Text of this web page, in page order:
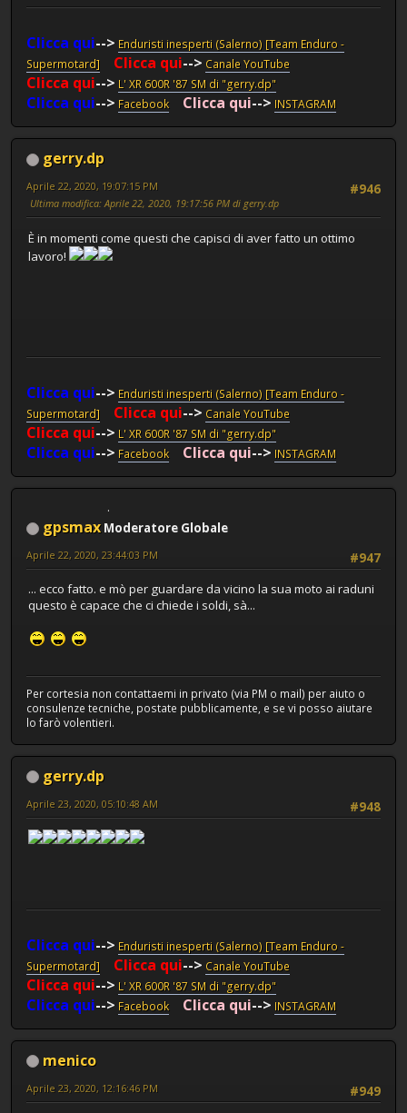
Clicca qui--> Enduristi inesperti (Salerno) [Team Enduro -
Supermotard]
Clicca qui--> Canale YouTube
Clicca qui--> L' XR 600R '87 SM di "gerry.dp"
Clicca qui--> Facebook Clicca qui--> INSTAGRAM
gerry.dp
#946
Aprile 22, 2020, 19:07:15 PM
Ultima modifica: Aprile 22, 2020, 19:17:56 PM di gerry.dp
È in momenti come questi che capisci di aver fatto un ottimo
lavoro!
Clicca qui--> Enduristi inesperti (Salerno) [Team Enduro -
Supermotard]
Clicca qui--> Canale YouTube
Clicca qui--> L' XR 600R '87 SM di "gerry.dp"
Clicca qui--> Facebook Clicca qui--> INSTAGRAM
gpsmax Moderatore Globale
#947
Aprile 22, 2020, 23:44:03 PM
... ecco fatto. e mò per guardare da vicino la sua moto ai raduni
questo è capace che ci chiede i soldi, sà...
Per cortesia non contattaemi in privato (via PM o mail) per aiuto o
consulenze tecniche, postate pubblicamente, e se vi posso aiutare
lo farò volentieri.
gerry.dp
#948
Aprile 23, 2020, 05:10:48 AM
Clicca qui--> Enduristi inesperti (Salerno) [Team Enduro -
Supermotard]
Clicca qui--> Canale YouTube
Clicca qui--> L' XR 600R '87 SM di "gerry.dp"
Clicca qui--> Facebook Clicca qui--> INSTAGRAM
menico
#949
Aprile 23, 2020, 12:16:46 PM